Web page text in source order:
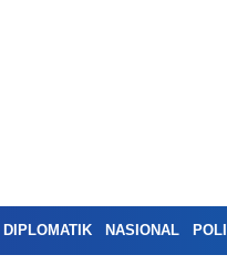
DIPLOMATIK NASIONAL